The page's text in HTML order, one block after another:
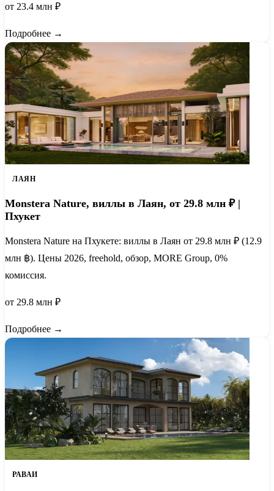
от 23.4 млн ₽
Подробнее →
ЛАЯН
Monstera Nature, виллы в Лаян, от 29.8 млн ₽ |
Пхукет
Monstera Nature на Пхукете: виллы в Лаян от 29.8 млн ₽ (12.9
млн ฿). Цены 2026, freehold, обзор, MORE Group, 0%
комиссия.
от 29.8 млн ₽
Подробнее →
РАВАИ